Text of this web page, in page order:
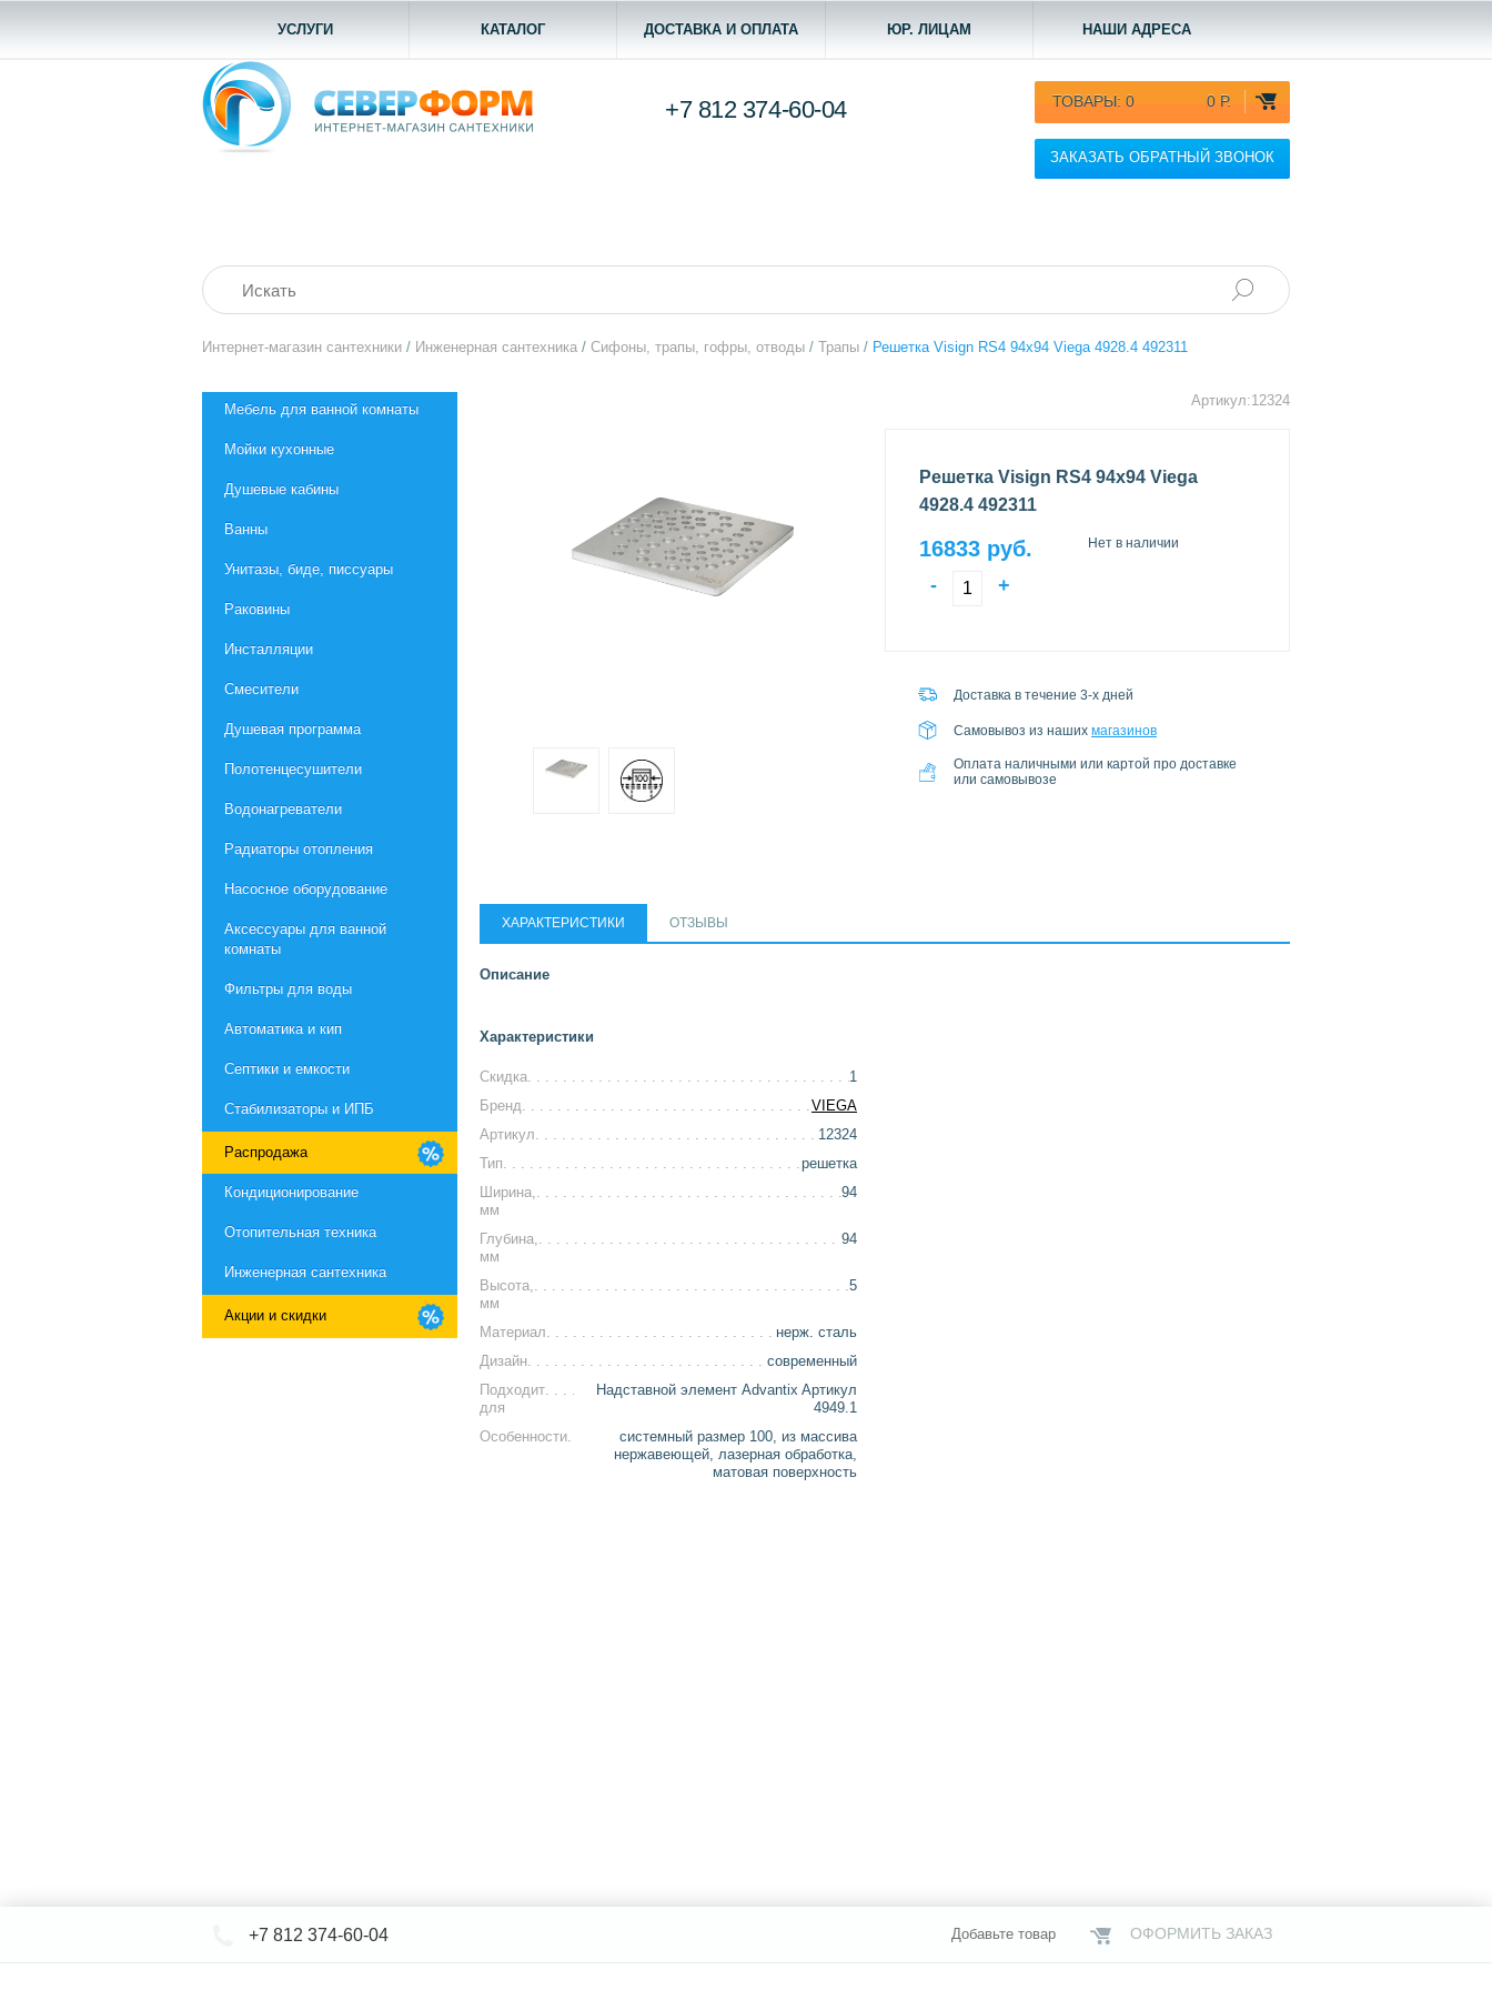
УСЛУГИ КАТАЛОГ ДОСТАВКА И ОПЛАТА ЮР. ЛИЦАМ НАШИ АДРЕСА
ТОВАРЫ: 0 0 Р.
ЗАКАЗАТЬ ОБРАТНЫЙ ЗВОНОК
+7 812 374-60-04
Интернет-магазин сантехники / Инженерная сантехника / Сифоны, трапы, гофры, отводы / Трапы / Решетка Visign RS4 94x94 Viega 4928.4 492311
Мебель для ванной комнаты
Мойки кухонные
Душевые кабины
Ванны
Унитазы, биде, писсуары
Раковины
Инсталляции
Смесители
Душевая программа
Полотенцесушители
Водонагреватели
Радиаторы отопления
Насосное оборудование
Aксессуары для ванной
комнаты
Фильтры для воды
Автоматика и кип
Септики и емкости
Стабилизаторы и ИПБ
Распродажа
Кондиционирование
Отопительная техника
Инженерная сантехника
Акции и скидки
Артикул:12324
Решетка Visign RS4 94x94 Viega
4928.4 492311
16833 руб. Нет в наличии
- +
Доставка в течение 3-х дней
Самовывоз из наших магазинов
Оплата наличными или картой про доставке
или самовывозе
ХАРАКТЕРИСТИКИ ОТЗЫВЫ
Описание
Характеристики
Скидка
1
Бренд
VIEGA
Артикул
12324
Тип
решетка
Ширина,
мм
94
Глубина,
мм
94
Высота,
мм
5
Материал
нерж. сталь
Дизайн
современный
Подходит
для
Надставной элемент Advantix Aртикул
4949.1
Особенности
системный размер 100, из массива
нержавеющей, лазерная обработка,
матовая поверхность
+7 812 374-60-04 Добавьте товар ОФОРМИТЬ ЗАКАЗ